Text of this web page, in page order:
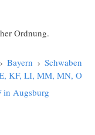
Ordnung.
› Bayern › Schwaben
KF, LI, MM, MN, OA,
in Augsburg